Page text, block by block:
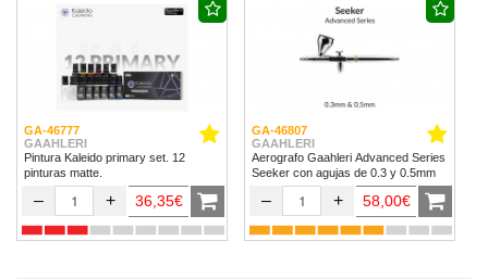
GA-46777
GAAHLERI
Pintura Kaleido primary set. 12
pinturas matte.
– + 36,35€
GA-46807
GAAHLERI
Aerografo Gaahleri Advanced Series
Seeker con agujas de 0.3 y 0.5mm
– + 58,00€